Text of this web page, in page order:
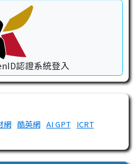
認證系統登入
網 酷英網 AI GPT ICRT